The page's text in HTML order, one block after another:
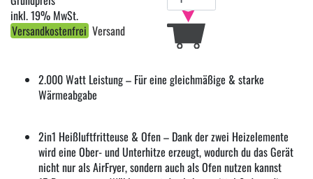
2.000 Watt Leistung – Für eine gleichmäßige & starke
Wärmeabgabe
2in1 Heißluftfritteuse & Ofen – Dank der zwei Heizelemente
wird eine Ober- und Unterhitze erzeugt, wodurch du das Gerät
nicht nur als AirFryer, sondern auch als Ofen nutzen kannst
inkl. 19% MwSt.
Versandkostenfrei Versand